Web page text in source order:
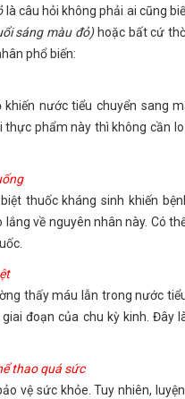
là câu hỏi không phải ai cũng
sáng màu đỏ)hoặc bất cứ
phổ biến:
nước tiểu chuyển sang
thực phẩm này thì không cần
thuốc kháng sinh khiến
lắng về nguyên nhân này. Có
thấy máu lẫn trong nước
đoạn của chu kỳ kinh. Đây
thao quá sức
vệ sức khỏe. Tuy nhiên,